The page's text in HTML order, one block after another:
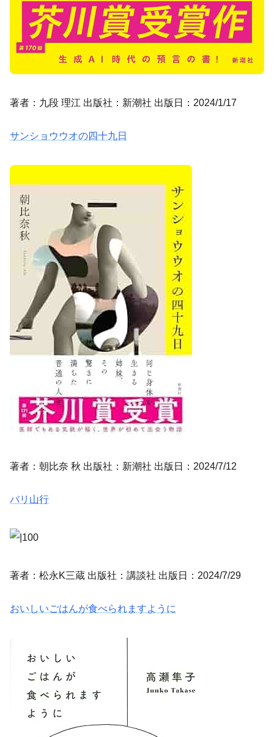
著者：九段 理江 出版社：新潮社 出版日：2024/1/17
サンショウウオの四十九日
著者：朝比奈 秋 出版社：新潮社 出版日：2024/7/12
バリ山行
著者：松永K三蔵 出版社：講談社 出版日：2024/7/29
おいしいごはんが食べられますように